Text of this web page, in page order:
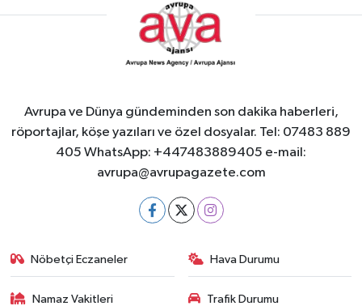
Avrupa ve Dünya gündeminden son dakika haberleri,
röportajlar, köşe yazıları ve özel dosyalar. Tel: 07483 889
405 WhatsApp: +447483889405 e-mail:
avrupa@avrupagazete.com
Nöbetçi Eczaneler Hava Durumu
Namaz Vakitleri Trafik Durumu